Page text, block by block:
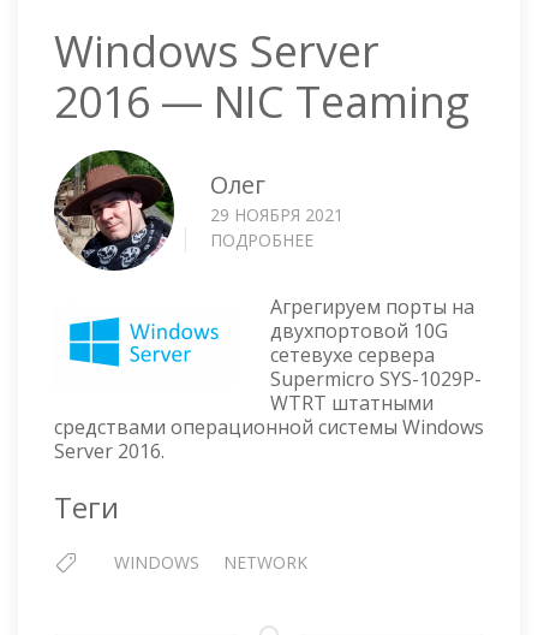
Windows Server
2016 — NIC Teaming
Олег
29 НОЯБРЯ 2021
ПОДРОБНЕЕ
2016
—
NIC
TEAMING
Агрегируем порты на
двухпортовой 10G
сетевухе сервера
Supermicro SYS-1029P-
WTRT штатными
средствами операционной системы Windows
Server 2016.
Теги
WINDOWS NETWORK